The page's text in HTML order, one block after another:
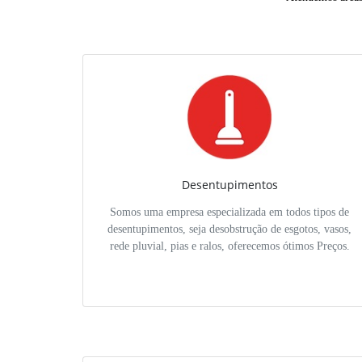
Desentupimentos
Somos uma empresa especializada em todos tipos de
desentupimentos, seja desobstrução de esgotos, vasos,
rede pluvial, pias e ralos, oferecemos ótimos Preços.